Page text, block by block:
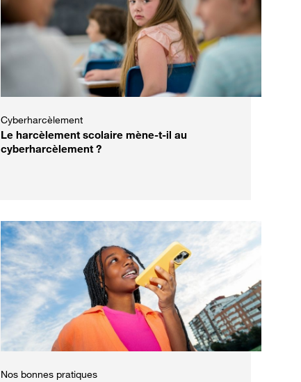
Cyberharcèlement
Le harcèlement scolaire mène-t-il au
cyberharcèlement ?
Nos bonnes pratiques